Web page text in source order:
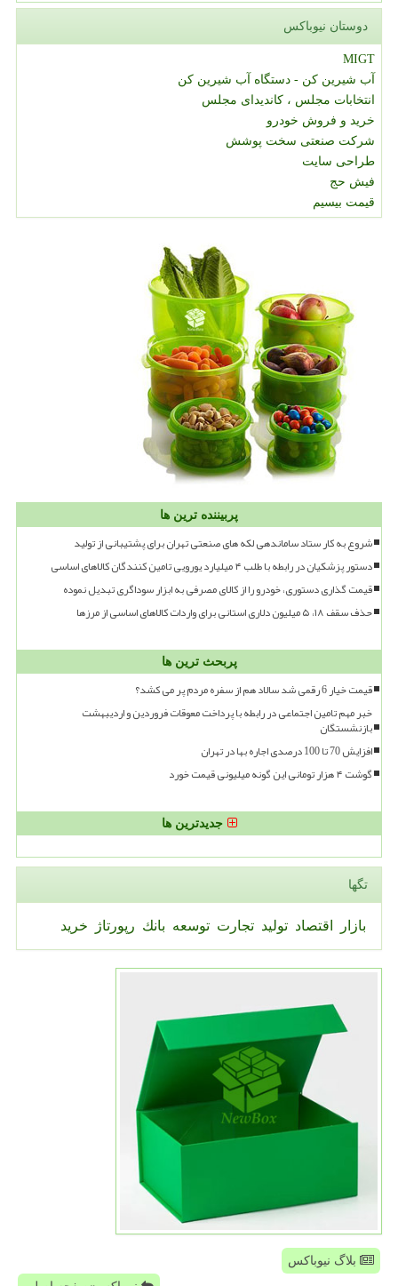
دوستان نیوباکس
MIGT
آب شیرین کن - دستگاه آب شیرین کن
انتخابات مجلس ، کاندیدای مجلس
خرید و فروش خودرو
شرکت صنعتی سخت پوشش
طراحی سایت
فیش حج
قیمت بیسیم
پربیننده ترین ها
شروع به کار ستاد ساماندهی لکه های صنعتی تهران برای پشتیبانی از تولید
دستور پزشکیان در رابطه با طلب ۴ میلیارد یورویی تامین کنندگان کالاهای اساسی
قیمت گذاری دستوری، خودرو را از کالای مصرفی به ابزار سوداگری تبدیل نموده
حذف سقف ۱۸، ۵ میلیون دلاری استانی برای واردات کالاهای اساسی از مرزها
پربحث ترین ها
قیمت خیار 6 رقمی شد سالاد هم از سفره مردم پر می کشد؟
خبر مهم تامین اجتماعی در رابطه با پرداخت معوقات فروردین و اردیبهشت
بازنشستگان
افزایش 70 تا 100 درصدی اجاره بها در تهران
گوشت ۴ هزار تومانی این گونه میلیونی قیمت خورد
جدیدترین ها
تگها
بازار اقتصاد تولید تجارت توسعه بانك رپورتاژ خرید
بلاگ نیوباکس